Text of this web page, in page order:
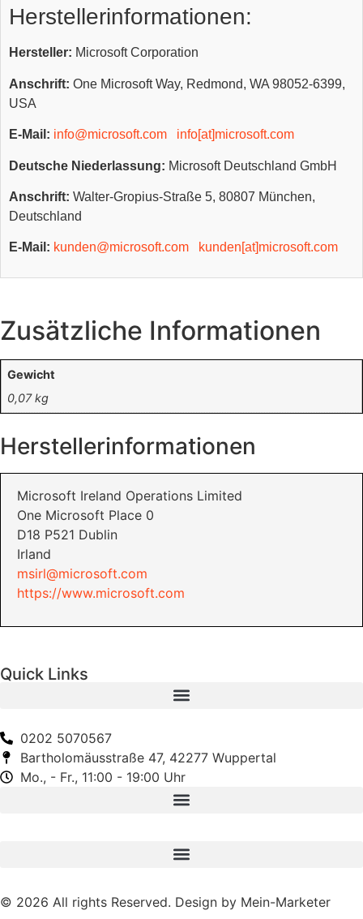
Herstellerinformationen:
Hersteller: Microsoft Corporation
Anschrift: One Microsoft Way, Redmond, WA 98052-6399,
USA
E-Mail: info@microsoft.com info[at]microsoft.com
Deutsche Niederlassung: Microsoft Deutschland GmbH
Anschrift: Walter-Gropius-Straße 5, 80807 München,
Deutschland
E-Mail: kunden@microsoft.com kunden[at]microsoft.com
Zusätzliche Informationen
Gewicht
0,07 kg
Herstellerinformationen
Microsoft Ireland Operations Limited
One Microsoft Place 0
D18 P521 Dublin
Irland
msirl@microsoft.com
https://www.microsoft.com
Quick Links
0202 5070567
Bartholomäusstraße 47, 42277 Wuppertal
Mo., - Fr., 11:00 - 19:00 Uhr
© 2026 All rights Reserved. Design by Mein-Marketer